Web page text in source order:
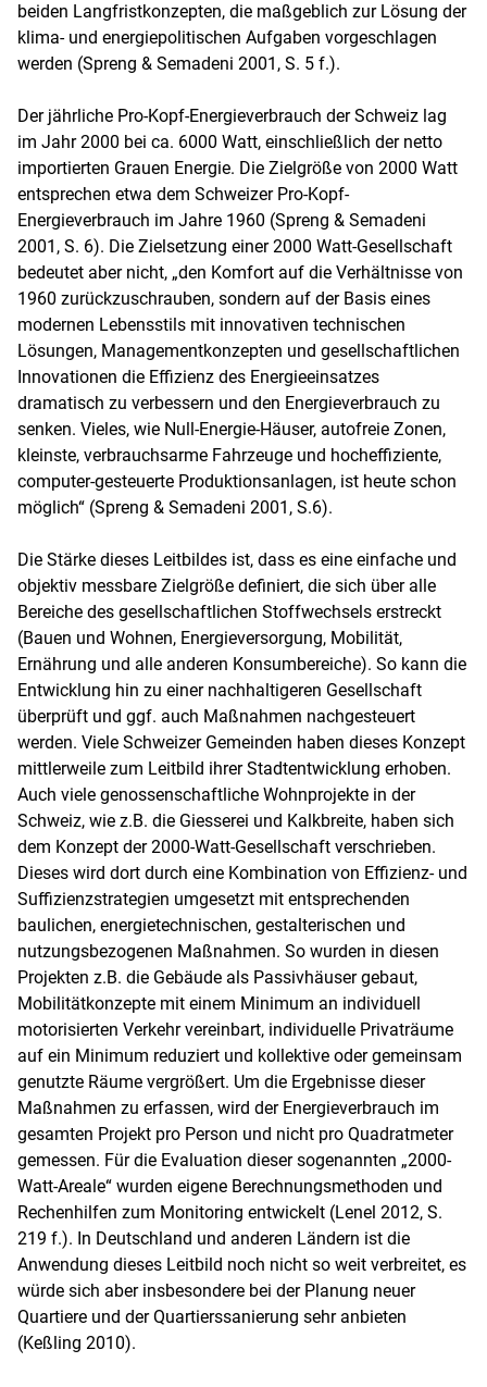
beiden Langfristkonzepten, die maßgeblich zur Lösung der
klima- und energiepolitischen Aufgaben vorgeschlagen
werden (Spreng & Semadeni 2001, S. 5 f.).
Der jährliche Pro-Kopf-Energieverbrauch der Schweiz lag
im Jahr 2000 bei ca. 6000 Watt, einschließlich der netto
importierten Grauen Energie. Die Zielgröße von 2000 Watt
entsprechen etwa dem Schweizer Pro-Kopf-
Energieverbrauch im Jahre 1960 (Spreng & Semadeni
2001, S. 6). Die Zielsetzung einer 2000 Watt-Gesellschaft
bedeutet aber nicht, „den Komfort auf die Verhältnisse von
1960 zurückzuschrauben, sondern auf der Basis eines
modernen Lebensstils mit innovativen technischen
Lösungen, Managementkonzepten und gesellschaftlichen
Innovationen die Effizienz des Energieeinsatzes
dramatisch zu verbessern und den Energieverbrauch zu
senken. Vieles, wie Null-Energie-Häuser, autofreie Zonen,
kleinste, verbrauchsarme Fahrzeuge und hocheffiziente,
computer-gesteuerte Produktionsanlagen, ist heute schon
möglich“ (Spreng & Semadeni 2001, S.6).
Die Stärke dieses Leitbildes ist, dass es eine einfache und
objektiv messbare Zielgröße definiert, die sich über alle
Bereiche des gesellschaftlichen Stoffwechsels erstreckt
(Bauen und Wohnen, Energieversorgung, Mobilität,
Ernährung und alle anderen Konsumbereiche). So kann die
Entwicklung hin zu einer nachhaltigeren Gesellschaft
überprüft und ggf. auch Maßnahmen nachgesteuert
werden. Viele Schweizer Gemeinden haben dieses Konzept
mittlerweile zum Leitbild ihrer Stadtentwicklung erhoben.
Auch viele genossenschaftliche Wohnprojekte in der
Schweiz, wie z.B. die Giesserei und Kalkbreite, haben sich
dem Konzept der 2000-Watt-Gesellschaft verschrieben.
Dieses wird dort durch eine Kombination von Effizienz- und
Suffizienzstrategien umgesetzt mit entsprechenden
baulichen, energietechnischen, gestalterischen und
nutzungsbezogenen Maßnahmen. So wurden in diesen
Projekten z.B. die Gebäude als Passivhäuser gebaut,
Mobilitätkonzepte mit einem Minimum an individuell
motorisierten Verkehr vereinbart, individuelle Privaträume
auf ein Minimum reduziert und kollektive oder gemeinsam
genutzte Räume vergrößert. Um die Ergebnisse dieser
Maßnahmen zu erfassen, wird der Energieverbrauch im
gesamten Projekt pro Person und nicht pro Quadratmeter
gemessen. Für die Evaluation dieser sogenannten „2000-
Watt-Areale“ wurden eigene Berechnungsmethoden und
Rechenhilfen zum Monitoring entwickelt (Lenel 2012, S.
219 f.). In Deutschland und anderen Ländern ist die
Anwendung dieses Leitbild noch nicht so weit verbreitet, es
würde sich aber insbesondere bei der Planung neuer
Quartiere und der Quartierssanierung sehr anbieten
(Keßling 2010).